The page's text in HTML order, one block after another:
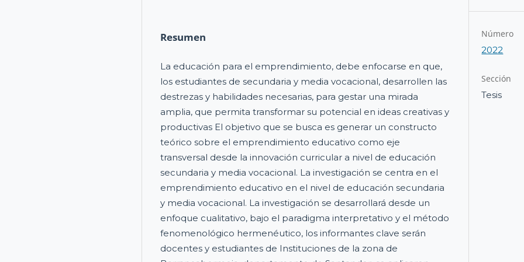
Resumen
La educación para el emprendimiento, debe enfocarse en que,
los estudiantes de secundaria y media vocacional, desarrollen las
destrezas y habilidades necesarias, para gestar una mirada
amplia, que permita transformar su potencial en ideas creativas y
productivas El objetivo que se busca es generar un constructo
teórico sobre el emprendimiento educativo como eje
transversal desde la innovación curricular a nivel de educación
secundaria y media vocacional. La investigación se centra en el
emprendimiento educativo en el nivel de educación secundaria
y media vocacional. La investigación se desarrollará desde un
enfoque cualitativo, bajo el paradigma interpretativo y el método
fenomenológico hermenéutico, los informantes clave serán
docentes y estudiantes de Instituciones de la zona de
Número
2022
Sección
Tesis